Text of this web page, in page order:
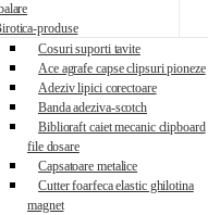
produse
Cosuri suporti tavite
Ace agrafe capse clipsuri pioneze
Adeziv lipici corectoare
Banda adeziva-scotch
Biblioraft caiet mecanic clipboard
file dosare
Capsatoare metalice
Cutter foarfeca elastic ghilotina
magnet